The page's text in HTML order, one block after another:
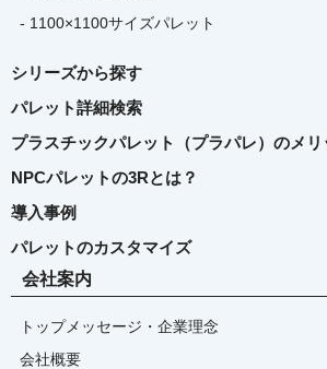
- 1100×1100サイズパレット
シリーズから探す
パレット詳細検索
プラスチックパレット（プラパレ）のメリ
NPCパレットの3Rとは？
導入事例
パレットのカスタマイズ
会社案内
トップメッセージ・企業理念
会社概要